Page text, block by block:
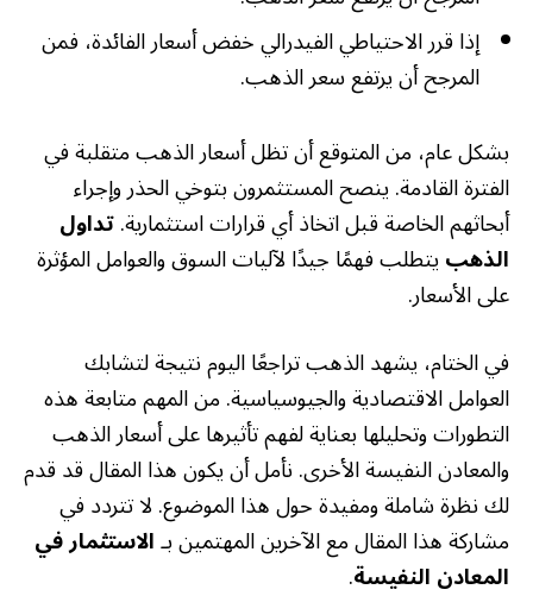
إذا قرر الاحتياطي الفيدرالي خفض أسعار الفائدة، فمن
المرجح أن يرتفع سعر الذهب.
بشكل عام، من المتوقع أن تظل أسعار الذهب متقلبة في
الفترة القادمة. ينصح المستثمرون بتوخي الحذر وإجراء
أبحاثهم الخاصة قبل اتخاذ أي قرارات استثمارية.تداول
الذهبيتطلب فهمًا جيدًا لآليات السوق والعوامل المؤثرة
على الأسعار.
في الختام، يشهد الذهب تراجعًا اليوم نتيجة لتشابك
العوامل الاقتصادية والجيوسياسية. من المهم متابعة هذه
التطورات وتحليلها بعناية لفهم تأثيرها على أسعار الذهب
والمعادن النفيسة الأخرى. نأمل أن يكون هذا المقال قد قدم
لك نظرة شاملة ومفيدة حول هذا الموضوع. لا تتردد في
مشاركة هذا المقال مع الآخرين المهتمين بـالاستثمار في
المعادن النفيسة.